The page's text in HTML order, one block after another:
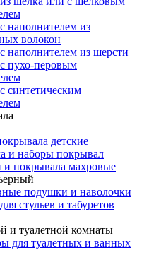
наполнителем из
волокон
наполнителем из шерсти
пухо-перовым
синтетическим
детские
и наборы покрывал
покрывала махровые
подушки и наволочки
стульев и табуретов
и туалетной комнаты
для туалетных и ванных